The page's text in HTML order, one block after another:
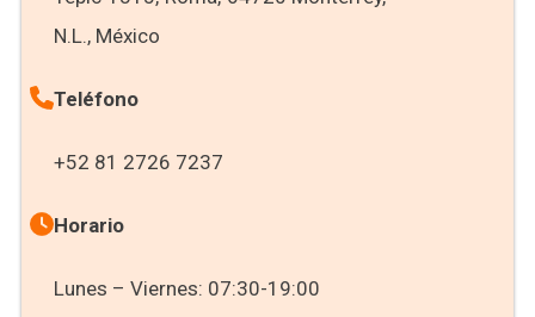
N.L., México
Teléfono
+52 81 2726 7237
Horario
Lunes – Viernes: 07:30-19:00